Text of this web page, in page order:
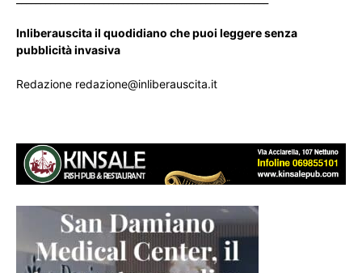
Inliberauscita il quodidiano che puoi leggere senza
pubblicità invasiva
Redazione redazione@inliberauscita.it